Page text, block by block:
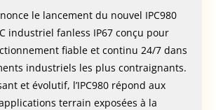
le lancement du nouvel IPC980
industriel fanless IP67 conçu pour
fiable et continu 24/7 dans
industriels les plus contraignants.
et évolutif, l’IPC980 répond aux
terrain exposées à la